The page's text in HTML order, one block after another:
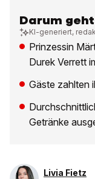
Darum
KI-generiert,
Prinzessin
Durek Verrett
Gäste zahlten
Getränke
Livia Fietz